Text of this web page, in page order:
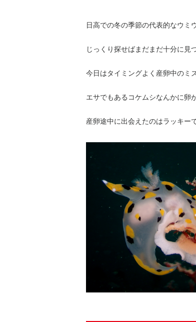
日高での冬の季節の代表的なウミ
じっくり探せばまだまだ十分に見
今日はタイミングよく産卵中のミ
エサでもあるコケムシなんかに卵
産卵途中に出会えたのはラッキー